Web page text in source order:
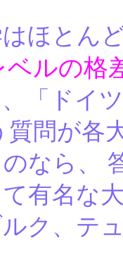
はほとん
ルの格
「ドイ
質問が各
なら、
有名な
ク、テ